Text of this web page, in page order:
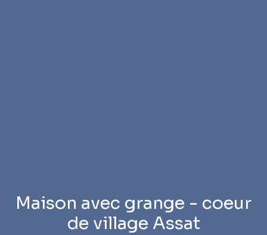
Maison avec grange - coeur
de village Assat